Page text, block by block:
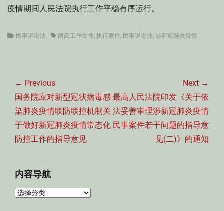
疫情期间人民法院执行工作平稳有序运行。
Categories
民事诉讼法 Tags两高工作文件, 执行案件, 民事诉讼法, 涉新冠肺炎疫情
章
导
航
← Previous
Previous
post:
国务院应对新型冠状病毒感
染肺炎疫情联防联控机制关
于做好新冠肺炎疫情常态化
防控工作的指导意见
Next →
Next
post:
最高人民法院印发《关于依
法妥善审理涉新冠肺炎疫情
民事案件若干问题的指导意
见(二)》的通知
内容导航
内